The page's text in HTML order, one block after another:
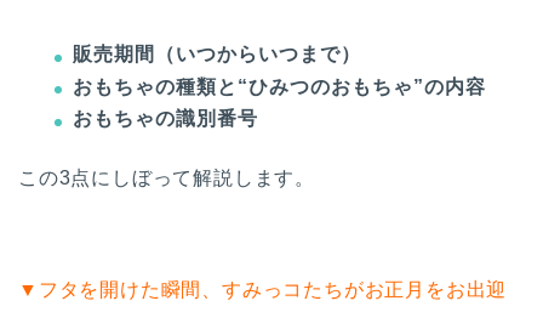
販売期間（いつからいつまで）
おもちゃの種類と“ひみつのおもちゃ”の内容
おもちゃの識別番号
この3点にしぼって解説します。
▼フタを開けた瞬間、すみっコたちがお正月をお出迎